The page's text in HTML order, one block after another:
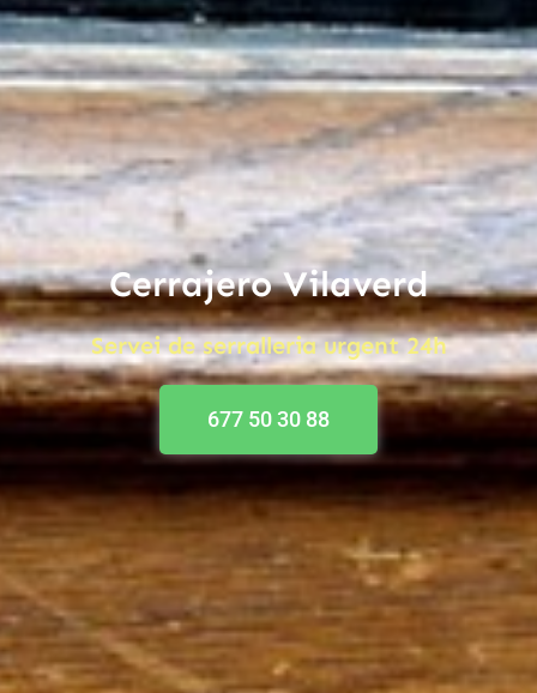
Cerrajero Vilaverd
Servei de serralleria urgent 24h
677 50 30 88